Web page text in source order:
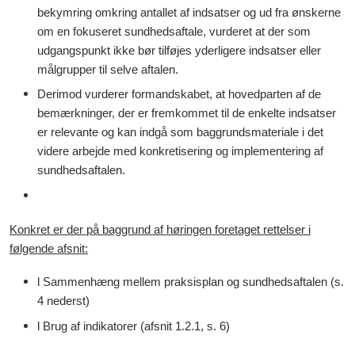
bekymring omkring antallet af indsatser og ud fra ønskerne
om en fokuseret sundhedsaftale, vurderet at der som
udgangspunkt ikke bør tilføjes yderligere indsatser eller
målgrupper til selve aftalen.
Derimod vurderer formandskabet, at hovedparten af de
bemærkninger, der er fremkommet til de enkelte indsatser
er relevante og kan indgå som baggrundsmateriale i det
videre arbejde med konkretisering og implementering af
sundhedsaftalen.
Konkret er der på baggrund af høringen foretaget rettelser i
følgende afsnit:
l Sammenhæng mellem praksisplan og sundhedsaftalen (s.
4 nederst)
l Brug af indikatorer (afsnit 1.2.1, s. 6)